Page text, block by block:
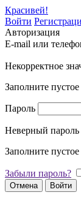
Красивей!
Войти
Авторизация
E-mail или
Некорректное
Заполните
Пароль
Неверный пароль
Заполните
Забыли пароль?
Отмена Войти